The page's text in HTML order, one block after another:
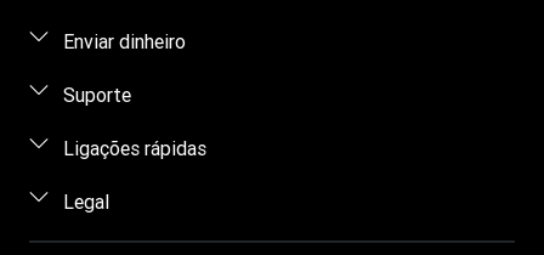
Enviar dinheiro
Enviar dinheiro online
Monitorizar uma transferência
Encontrar agências
Suporte
Apoio ao cliente
Ligações rápidas
Iniciar sessão/Registar
Tornar-se agente
Legal